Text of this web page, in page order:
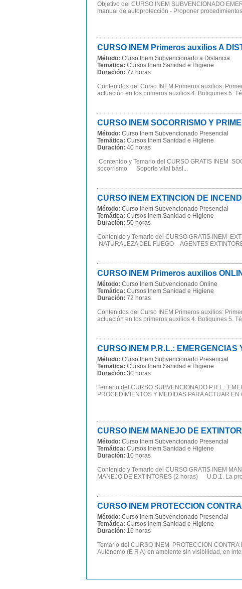
Objetivo del CURSO INEM SUBVENCIONADO
manual de autoprotección - Proponer
CURSO INEM Primeros auxilios A
Método: Curso Inem Subvencionado a Distancia
Temática: Cursos Inem Sanidad e Higiene
Duración: 77 horas
Contenidos del Curso INEM Primeros auxilios:
actuación en los primeros auxilios 4. Botiquines 5.
CURSO INEM SOCORRISMO Y
Método: Curso Inem Subvencionado Presencial
Temática: Cursos Inem Sanidad e Higiene
Duración: 40 horas
Contenido y Temario del CURSO GRATIS INEM
socorrismo Soporte vital bási...
CURSO INEM EXTINCION DE
Método: Curso Inem Subvencionado Presencial
Temática: Cursos Inem Sanidad e Higiene
Duración: 50 horas
Contenido y Temario del CURSO GRATIS INEM
NATURALEZA DEL FUEGO AGENTES
CURSO INEM Primeros auxilios
Método: Curso Inem Subvencionado Online
Temática: Cursos Inem Sanidad e Higiene
Duración: 72 horas
Contenidos del Curso INEM Primeros auxilios:
actuación en los primeros auxilios 4. Botiquines 5.
CURSO INEM P.R.L.:
Método: Curso Inem Subvencionado Presencial
Temática: Cursos Inem Sanidad e Higiene
Duración: 30 horas
Temario del CURSO SUBVENCIONADO P.R.L.:
PROCEDIMIENTOS Y MEDIDAS PARA ACTUAR
CURSO INEM MANEJO DE
Método: Curso Inem Subvencionado Presencial
Temática: Cursos Inem Sanidad e Higiene
Duración: 10 horas
Contenido y Temario del CURSO GRATIS INEM
MANEJO DE EXTINTORES (2 horas) U.D.1. La
CURSO INEM PROTECCION
Método: Curso Inem Subvencionado Presencial
Temática: Cursos Inem Sanidad e Higiene
Duración: 16 horas
Temario del CURSO INEM PROTECCION
Autónomo (E R A) en ambiente sin visibilidad, en